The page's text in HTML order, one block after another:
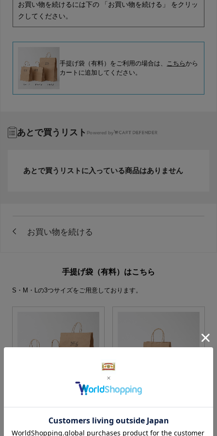
お買い物を続けるには下の 「お買い物を続ける」 をクリッ
クしてください。
手提げ袋（有料）をご利用の場合は、 こちらから
カートに追加してください。
あとで買うリスト Powered by
あとで買うリストに入っている商品はありません
手提げ袋（有料）はこちら
S・M・Lの3つサイズをご用意しております。
カートに入れる カートに入れる